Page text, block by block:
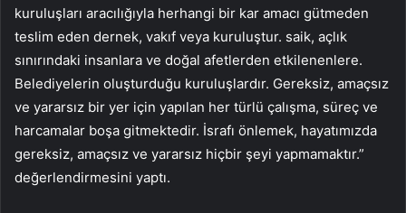
kuruluşları aracılığıyla herhangi bir kar amacı gütmeden
teslim eden dernek, vakıf veya kuruluştur. saik, açlık
sınırındaki insanlara ve doğal afetlerden etkilenenlere.
Belediyelerin oluşturduğu kuruluşlardır. Gereksiz, amaçsız
ve yararsız bir yer için yapılan her türlü çalışma, süreç ve
harcamalar boşa gitmektedir. İsrafı önlemek, hayatımızda
gereksiz, amaçsız ve yararsız hiçbir şeyi yapmamaktır.”
değerlendirmesini yaptı.